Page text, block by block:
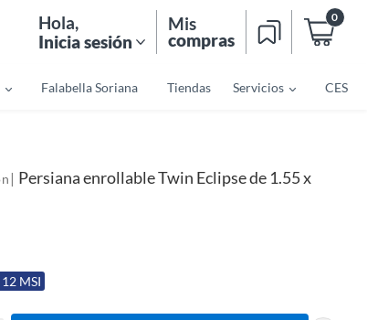
Hola,
Inicia sesión
Mis
compras
0
Falabella Soriana Tiendas Servicios CES
| Persiana enrollable Twin Eclipse de 1.55 x
MSI